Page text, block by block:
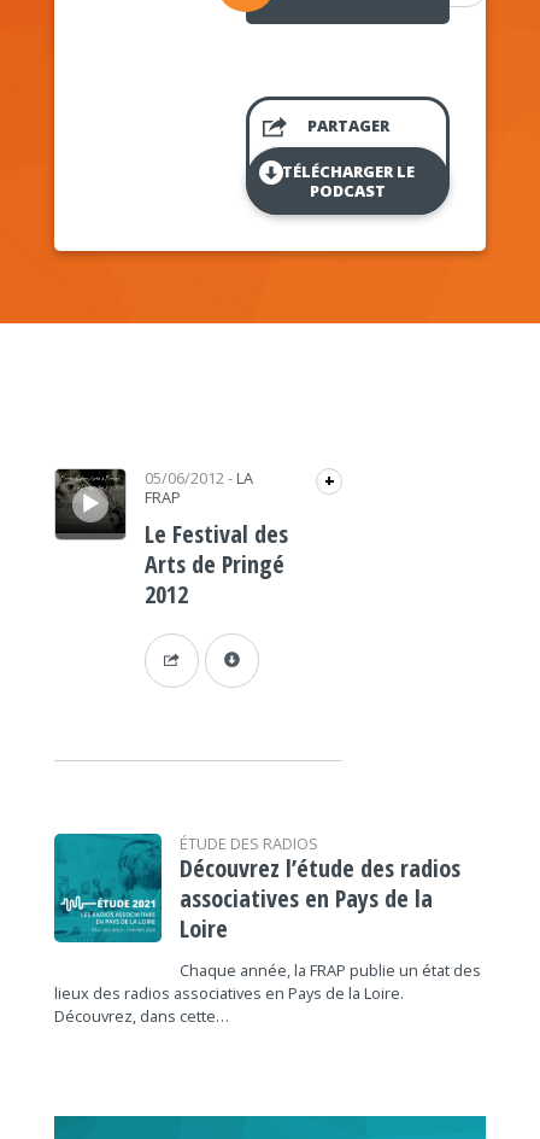
PARTAGER
TÉLÉCHARGER LE
PODCAST
Lecteur audio 05/06/2012- LA
FRAP
+
Le Festival des
Arts de Pringé
2012
ÉTUDE DES RADIOS
Découvrez l’étude des radios
associatives en Pays de la
Loire
Chaque année, la FRAP publie un état des
lieux des radios associatives en Pays de la Loire.
Découvrez, dans cette…